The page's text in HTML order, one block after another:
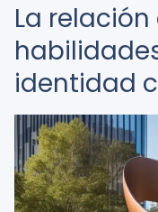
La
identidad